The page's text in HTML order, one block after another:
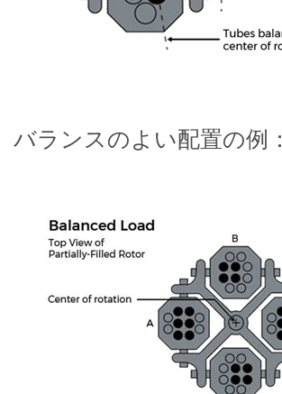
バランスのよい配置の例：